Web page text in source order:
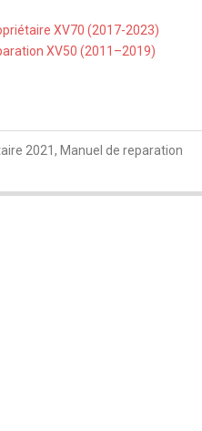
XV70 (2017-2023)
XV50 (2011–2019)
2021, Manuel de reparation